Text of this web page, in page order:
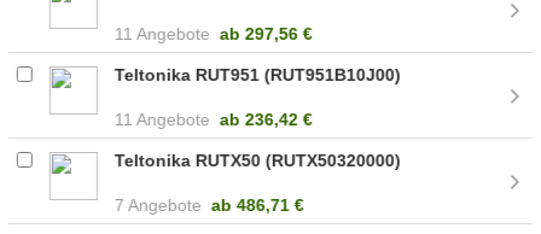
11 Angebote ab 297,56 €
Teltonika RUT951 (RUT951B10J00)
11 Angebote ab 236,42 €
Teltonika RUTX50 (RUTX50320000)
7 Angebote ab486,71 €